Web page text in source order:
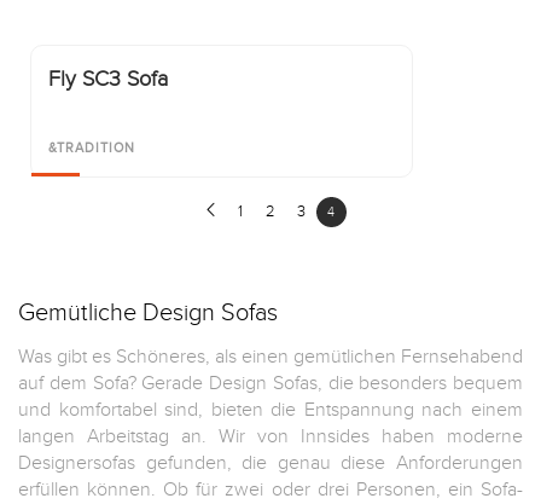
Fly SC3 Sofa
&TRADITION
1 2 3 4
Gemütliche Design Sofas
Was gibt es Schöneres, als einen gemütlichen Fernsehabend
auf dem Sofa? Gerade Design Sofas, die besonders bequem
und komfortabel sind, bieten die Entspannung nach einem
langen Arbeitstag an. Wir von Innsides haben moderne
Designersofas gefunden, die genau diese Anforderungen
erfüllen können. Ob für zwei oder drei Personen, ein Sofa-